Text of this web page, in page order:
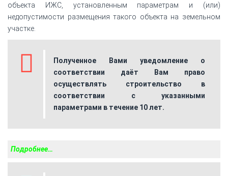
объекта ИЖС, установленным параметрам и (или)
недопустимости размещения такого объекта на земельном
участке.
Полученное Вами уведомление о
соответствии даёт Вам право
осуществлять строительство в
соответствии с указанными
параметрами в течение 10 лет.
Подробнее…